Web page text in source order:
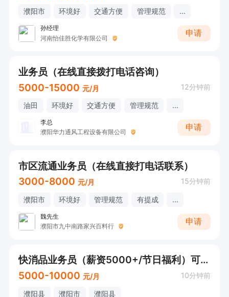
濮阳市 环境好 交通方便 管理规范 ...
孙经理
河南怡佳胜化学有限公司
申请
业务员（在线直接拨打电话咨询）
5000-15000 元/月 12分钟前
油田 环境好 交通方便 管理规范 ...
李总
濮阳华力通风工程设备有限公司
申请
市区流通业务员（在线直接打电话联系）
3000-8000 元/月 15分钟前
濮阳市 环境好 管理规范 有提成 ...
魏先生
濮阳市九中南路家兴百料行
申请
快消品业务员（薪资5000+/节日福利）可直接打电话
5000-10000 元/月 10分钟前
濮阳县 濮阳市 濮阳县